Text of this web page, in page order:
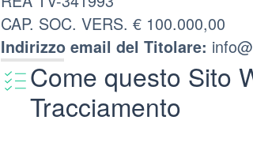
CAP. SOC. VERS. € 100.000,00
Indirizzo email del Titolare:
Come questo Sito
Tracciamento